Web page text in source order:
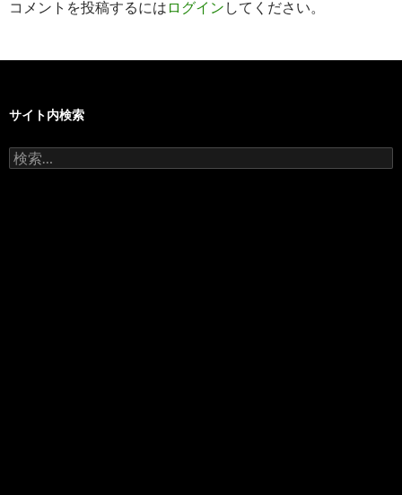
ョ
コメントを投稿するには ログイン してください。
サイト内検索
検
索: